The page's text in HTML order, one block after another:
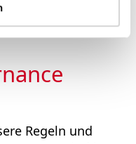
Regeln und